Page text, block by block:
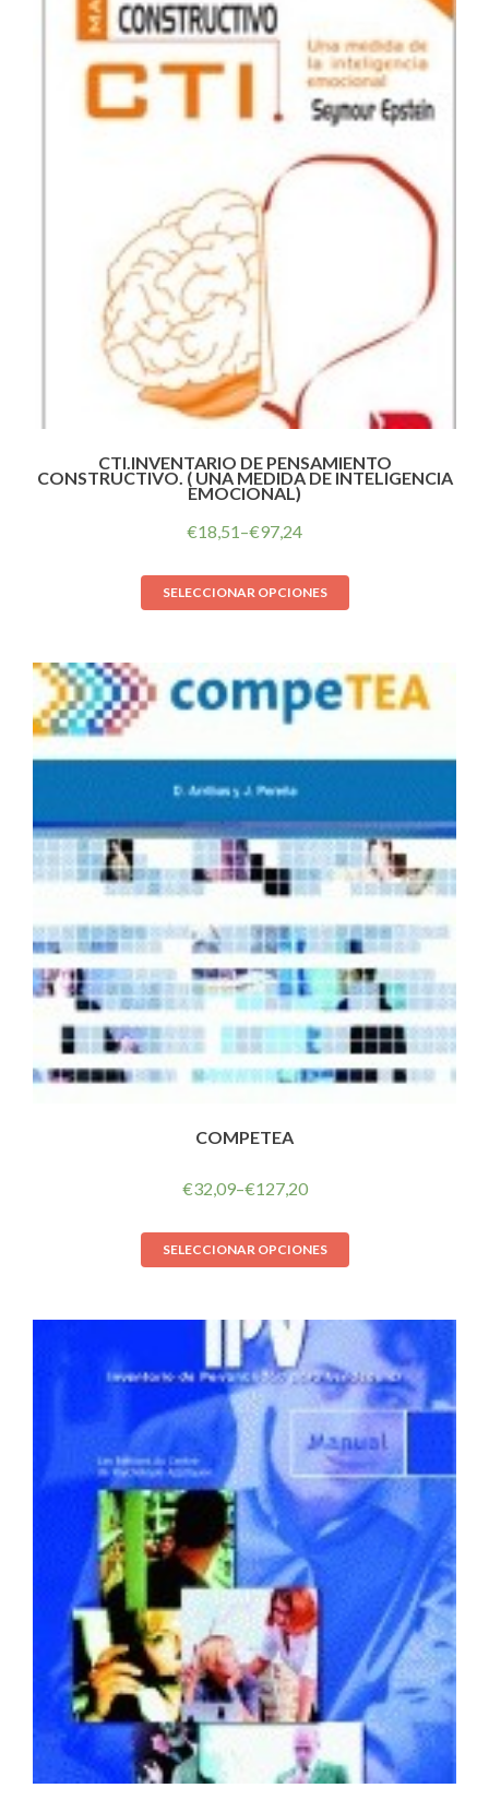
CTI.INVENTARIO DE PENSAMIENTO
CONSTRUCTIVO. ( UNA MEDIDA DE INTELIGENCIA
EMOCIONAL)
€18,51–€97,24
SELECCIONAR OPCIONES
COMPETEA
€32,09–€127,20
SELECCIONAR OPCIONES